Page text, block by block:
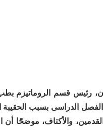
رئيس قسم الروماتيزم
الدراسى بسبب الحقيبة
والأكتاف، موضحًا أن